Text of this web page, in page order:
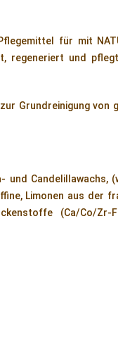
für mit
regeneriert und
Grundreinigung von
und Candelillawachs,
Limonen aus der
(Ca/Co/Zr-